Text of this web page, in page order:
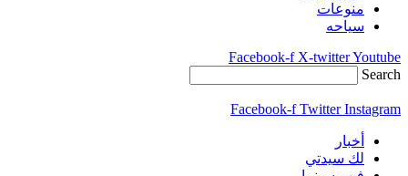
منوعات
سياحه
Facebook-f X-twitterYoutube
Search
Facebook-f Twitter Instagram
أخبار
لك سيدتي